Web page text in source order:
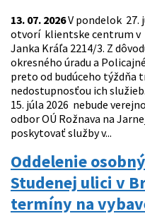
13. 07. 2026V pondelok 27.
otvorí klientske centrum v
Janka Kráľa 2214/3. Z
okresného úradu a
preto od budúceho týždňa
nedostupnosťou ich
15. júla 2026 nebude
odbor OÚ Rožnava na
poskytovať služby v...
Oddelenie
Studenej ulici v
termíny na